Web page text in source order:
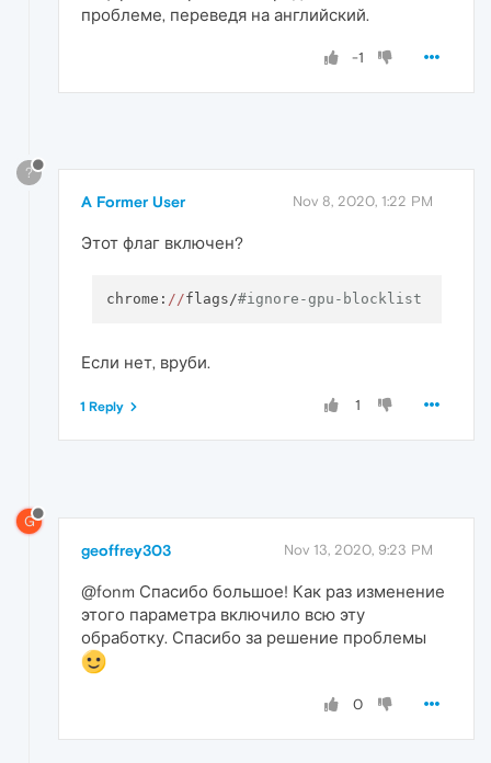
проблеме, переведя на английский.
-1
?
A Former User Nov 8, 2020, 1:22 PM
Этот флаг включен?
chrome: //flags/#ignore-gpu-blocklist
Если нет, вруби.
1
1 Reply
G
geoffrey303 Nov 13, 2020, 9:23 PM
@fonm Спасибо большое! Как раз изменение
этого параметра включило всю эту
обработку. Спасибо за решение проблемы
0